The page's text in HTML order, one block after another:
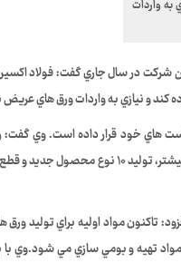
به واردات
شرکت در سال جاري گفت: فولاد
کند و نيازي به واردات ورق هاي
مشکلات حاکم بر صنايع فولادي، رشد ۱۸ درصدي محصولات
مواد تهيه و بومي سازي مي شود.وي